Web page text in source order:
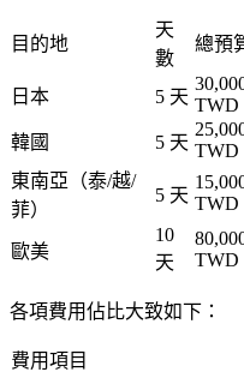
目的地
天
數
總預
日本
5 天 TWD
韓國 5 天 TWD
東南亞（泰/越/
菲）
5 天 TWD
歐美
10
天
TWD
各項費用佔比大致如下：
費用項目